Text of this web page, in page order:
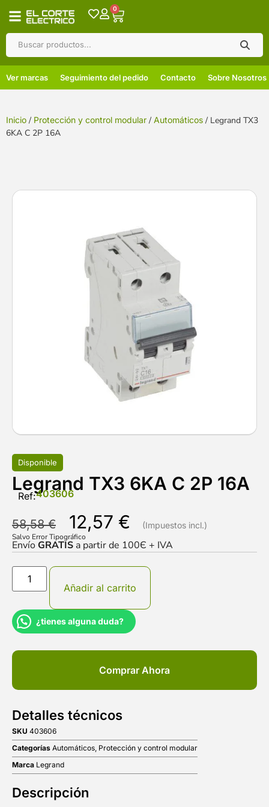
0
Ver marcas Seguimiento del pedido Contacto Sobre Nosotros
Inicio / Protección y control modular / Automáticos / Legrand TX3
6KA C 2P 16A
Disponible
Legrand TX3 6KA C 2P 16A
Ref:403606
58,58€ 12,57 €
Salvo Error Tipográfico
EnvíoGRATIS a partir de 100Є + IVA
Añadir al carrito
¿tienes alguna duda?
Comprar Ahora
Detalles técnicos
SKU 403606
Categorías Automáticos, Protección y control modular
Marca Legrand
Descripción